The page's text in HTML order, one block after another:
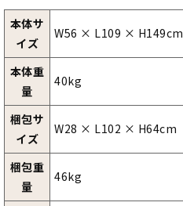
本体サ
イズ
W56 × L109 × H149cm
本体重
量
40kg
梱包サ
イズ
W28 × L102 × H64cm
梱包重
量
46kg